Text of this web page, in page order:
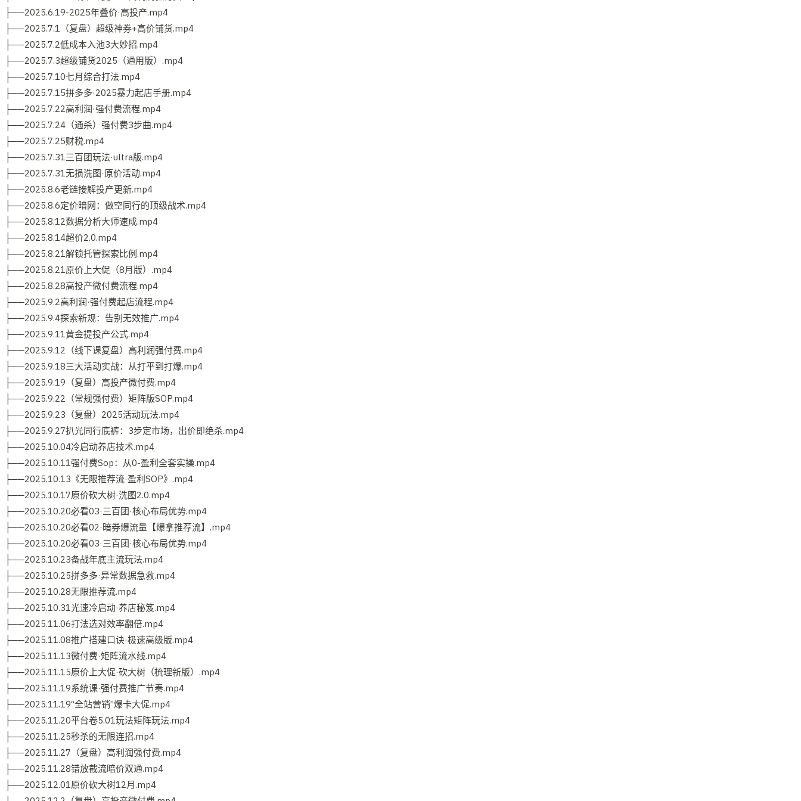
├──2025.6.19-2025年叠价·高投产.mp4
├──2025.7.1（复盘）超级神券+高价铺货.mp4
├──2025.7.2低成本入池3大妙招.mp4
├──2025.7.3超级铺货2025（通用版）.mp4
├──2025.7.10七月综合打法.mp4
├──2025.7.15拼多多·2025暴力起店手册.mp4
├──2025.7.22高利润·强付费流程.mp4
├──2025.7.24（通杀）强付费3步曲.mp4
├──2025.7.25财税.mp4
├──2025.7.31三百团玩法·ultra版.mp4
├──2025.7.31无损洗图·原价活动.mp4
├──2025.8.6老链接解投产更新.mp4
├──2025.8.6定价暗网：做空同行的顶级战术.mp4
├──2025.8.12数据分析大师速成.mp4
├──2025.8.14超价2.0.mp4
├──2025.8.21解锁托管探索比例.mp4
├──2025.8.21原价上大促（8月版）.mp4
├──2025.8.28高投产微付费流程.mp4
├──2025.9.2高利润·强付费起店流程.mp4
├──2025.9.4探索新规：告别无效推广.mp4
├──2025.9.11黄金提投产公式.mp4
├──2025.9.12（线下课复盘）高利润强付费.mp4
├──2025.9.18三大活动实战：从打平到打爆.mp4
├──2025.9.19（复盘）高投产微付费.mp4
├──2025.9.22（常规强付费）矩阵版SOP.mp4
├──2025.9.23（复盘）2025活动玩法.mp4
├──2025.9.27扒光同行底裤：3步定市场，出价即绝杀.mp4
├──2025.10.04冷启动养店技术.mp4
├──2025.10.11强付费Sop：从0-盈利全套实操.mp4
├──2025.10.13《无限推荐流·盈利SOP》.mp4
├──2025.10.17原价砍大树·洗图2.0.mp4
├──2025.10.20必看03·三百团·核心布局优势.mp4
├──2025.10.20必看02·暗券爆流量【爆拿推荐流】.mp4
├──2025.10.20必看03·三百团·核心布局优势.mp4
├──2025.10.23备战年底主流玩法.mp4
├──2025.10.25拼多多·异常数据急救.mp4
├──2025.10.28无限推荐流.mp4
├──2025.10.31光速冷启动·养店秘笈.mp4
├──2025.11.06打法选对效率翻倍.mp4
├──2025.11.08推广搭建口诀·极速高级版.mp4
├──2025.11.13微付费·矩阵流水线.mp4
├──2025.11.15原价上大促·砍大树（梳理新版）.mp4
├──2025.11.19系统课·强付费推广节奏.mp4
├──2025.11.19“全站营销”爆卡大促.mp4
├──2025.11.20平台卷5.01玩法矩阵玩法.mp4
├──2025.11.25秒杀的无限连招.mp4
├──2025.11.27（复盘）高利润强付费.mp4
├──2025.11.28错放截流暗价双通.mp4
├──2025.12.01原价砍大树12月.mp4